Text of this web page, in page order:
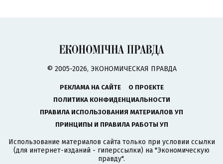
© 2005-2026, ЭКОНОМИЧЕСКАЯ ПРАВДА
РЕКЛАМА НА САЙТЕ
О ПРОЕКТЕ
ПОЛИТИКА КОНФИДЕНЦИАЛЬНОСТИ
ПРАВИЛА ИСПОЛЬЗОВАНИЯ МАТЕРИАЛОВ УП
ПРИНЦИПЫ И ПРАВИЛА РАБОТЫ УП
Использование материалов сайта только при условии ссылки
(для интернет-изданий - гиперссылки) на "Экономическую
правду".